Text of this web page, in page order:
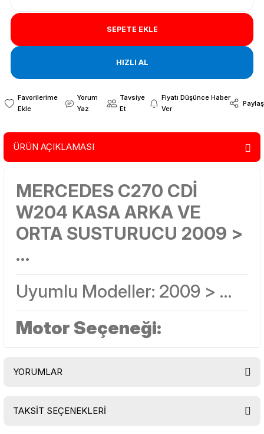
SEPETE EKLE
HIZLI AL
Yorum
Yaz
Tavsiye
Et
Fiyatı Düşünce Haber
Ver
Paylaş
ÜRÜN AÇIKLAMASI
MERCEDES C270 CDİ
W204 KASA ARKA VE
ORTA SUSTURUCU 2009 >
…
Uyumlu Modeller: 2009 > …
Motor Seçeneği:
YORUMLAR
TAKSİT SEÇENEKLERİ